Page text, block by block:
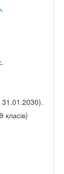
31.01.2030).
класів)